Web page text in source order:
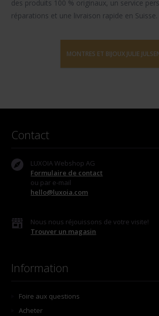
des produits 100 % originaux, un service
réparations et une livraison rapide en Suisse.
MONTRES ET BIJOUX JULIE
Contact
LUXOIA Webshop AG
Formulaire de contact
ou par e-mail
hello@luxoia.com
Nous nous réjouissons de votre visite!
Trouver un magasin
Information
Foire aux questions
Acheter